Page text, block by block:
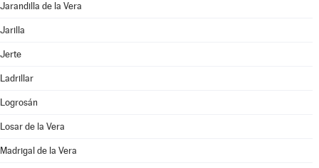
Jarandilla de la Vera
Jarilla
Jerte
Ladrillar
Logrosán
Losar de la Vera
Madrigal de la Vera